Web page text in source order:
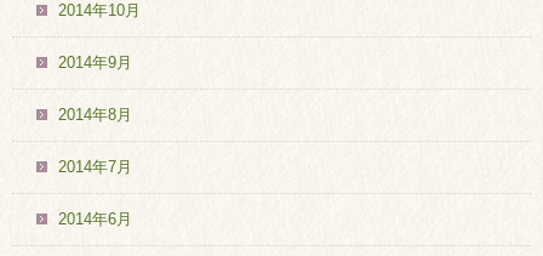
2014年10月
2014年9月
2014年8月
2014年7月
2014年6月